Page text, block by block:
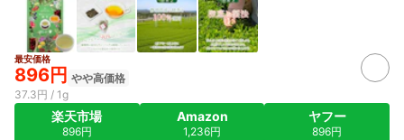
最安価格
896円 やや高価格
37.3円 / 1g
楽天市場
896円
Amazon
1,236円
ヤフー
896円